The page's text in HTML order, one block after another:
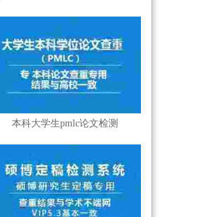
本科大学生pmlc论文检测